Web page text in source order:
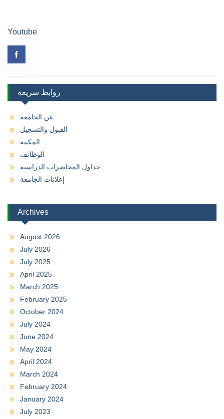
Youtube
روابط سريعة
عن الجامعة
القبول والتسجيل
المكتبة
الوظائف
جداول المحاضرات الدراسية
إعلانات الجامعة
Archives
August 2026
July 2026
July 2025
April 2025
March 2025
February 2025
October 2024
July 2024
June 2024
May 2024
April 2024
March 2024
February 2024
January 2024
July 2023